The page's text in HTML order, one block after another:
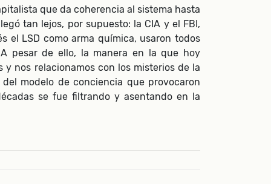
que da coherencia al sistema hasta
tan lejos, por supuesto: la CIA y el FBI,
el LSD como arma química, usaron todos
pesar de ello, la manera en la que hoy
y nos relacionamos con los misterios de la
modelo de conciencia que provocaron
se fue filtrando y asentando en la